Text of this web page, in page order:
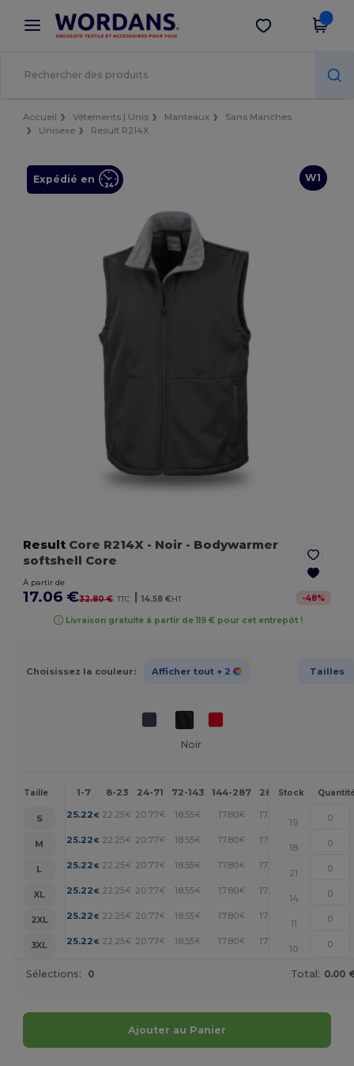
× Appli Wordans
Meilleurs prix sur l’app !
Obtenir l'appli
Accueil Vêtements | Unis Manteaux
Sans Manches
Unisexe
Result R214X
W1
Expédié en
Result Core R214X - Noir - Bodywarmer
softshell Core
À partir de
17.06 €32.80 € TTC | 14.58 €HT -48%
Livraison gratuite à partir de 119 € pour cet entrepôt !
Choisissez la couleur: Afficher tout + 2 Tailles
Noir
Taille 1-7 8-23 24-71 72-143 144-287 288 + Plus
Stock
S 25.22 € 22.25€ 20.77€ 18.55€ 17.80€ 17.06
19
M
25.22 € 22.25€ 20.77€ 18.55€ 17.80€ 17.06
18
L
25.22 € 22.25€ 20.77€ 18.55€ 17.80€ 17.06
21
XL
25.22 € 22.25€ 20.77€ 18.55€ 17.80€ 17.06
14
2XL
25.22 € 22.25€ 20.77€ 18.55€ 17.80€ 17.06
11
3XL
25.22 € 22.25€ 20.77€ 18.55€ 17.80€ 17.06
10
Sélections: 0 Total: 0.00
Ajouter au Panier